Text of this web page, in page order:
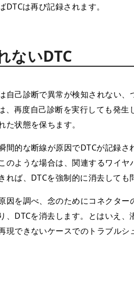
は再び記録されます。
ないDTC
己診断で異常が検知されない、
、再度自己診断を実行しても発生
状態を保ちます。
的な断線が原因でDTCが記録さ
ような場合は、関連するワイヤ
ば、DTCを強制的に消去しても
を調べ、念のためにコネクター
DTCを消去します。とはいえ、
現できないケースでのトラブルシ